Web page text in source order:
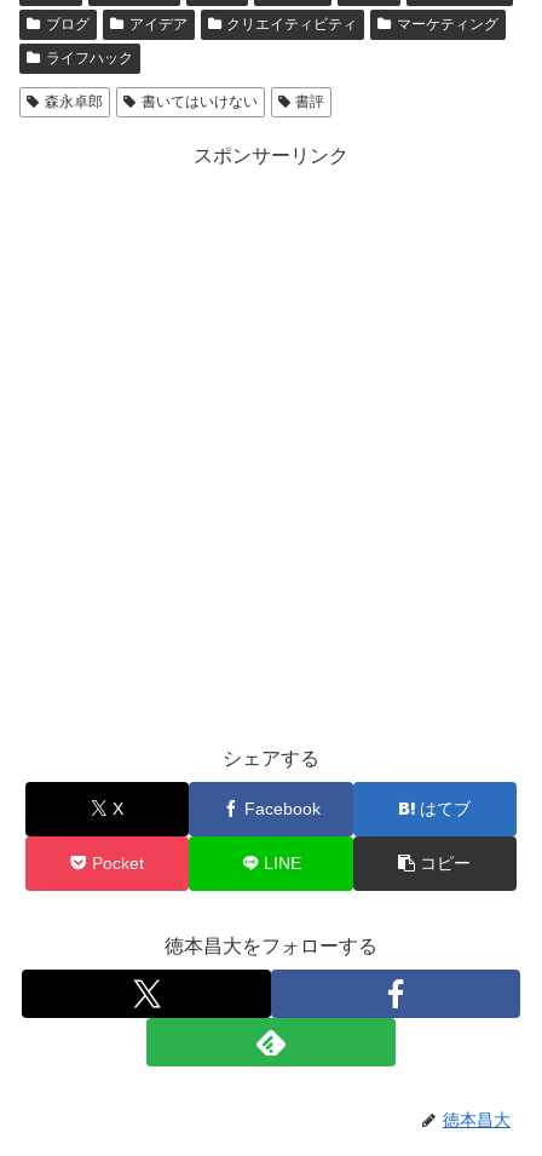
ブログ
アイデア クリエイティビティ
マーケティング
ライフハック
森永卓郎 書いてはいけない 書評
スポンサーリンク
シェアする
X Facebook はてブ
Pocket LINE コピー
徳本昌大をフォローする
徳本昌大